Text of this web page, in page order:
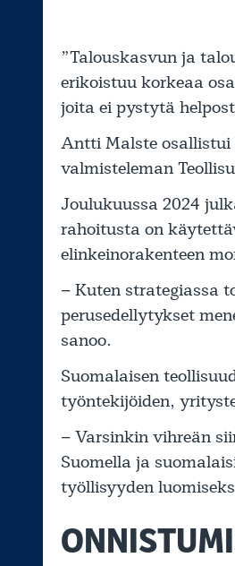
”Talouskasvun ja
erikoistuu korkeaa
joita ei pystytä
Antti Malste osallistui
valmisteleman
Joulukuussa 2024
rahoitusta on
elinkeinorakenteen
– Kuten strategiassa
perusedellytykset
sanoo.
Suomalaisen
työntekijöiden,
– Varsinkin vihreän
Suomella ja
työllisyyden